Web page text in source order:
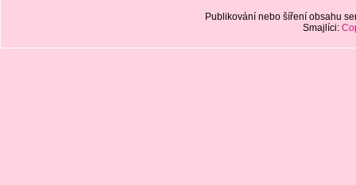
Publikování nebo šíření obsahu
Smajlíci: